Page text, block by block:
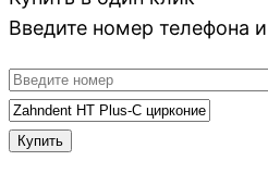
Введите номер телефона